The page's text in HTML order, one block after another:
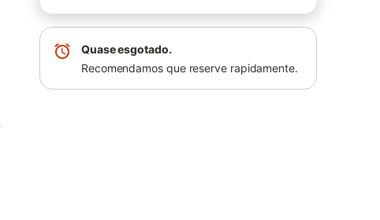
Quase esgotado.
Recomendamos que reserve rapidamente.